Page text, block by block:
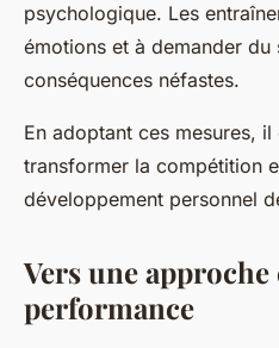
psychologique. Les
émotions et à demander
conséquences néfastes.
En adoptant ces mesures,
transformer la compétition
développement personnel
Vers une
performance